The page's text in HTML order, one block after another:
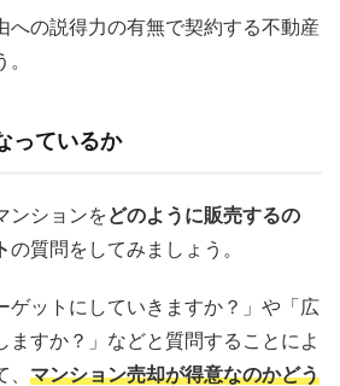
への説得力の有無で契約する不動産
っているか
ンションをどのように販売するの
の質問をしてみましょう。
ゲットにしていきますか？」や「広
ますか？」などと質問することによ
マンション売却が得意なのかどう